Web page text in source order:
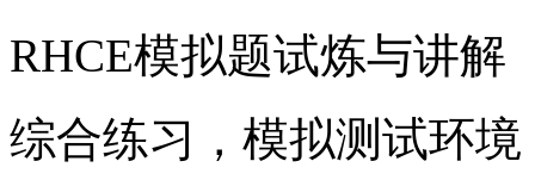
RHCE模拟题试炼与讲解
综合练习，模拟测试环境